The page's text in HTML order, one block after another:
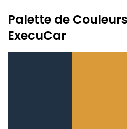
Palette de
ExecuCar